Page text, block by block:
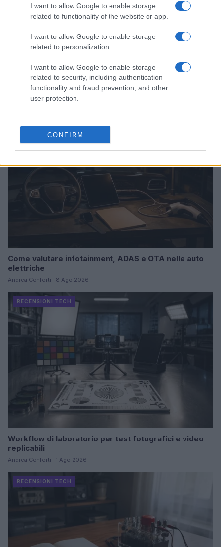
I want to allow Google to enable storage
related to functionality of the website or app.
I want to allow Google to enable storage
related to personalization.
I want to allow Google to enable storage
related to security, including authentication
functionality and fraud prevention, and other
user protection.
CONFIRM
Continua a leggere
Come valutare infotainment, ADAS e OTA nelle auto
elettriche
Andrea Conforti · 8 Ago 2026
RECENSIONI TECH
Workflow di laboratorio per test fotografici e video
replicabili
Andrea Conforti · 1 Ago 2026
RECENSIONI TECH